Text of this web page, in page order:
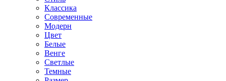
Классика
Современные
Модерн
Цвет
Белые
Венге
Светлые
Темные